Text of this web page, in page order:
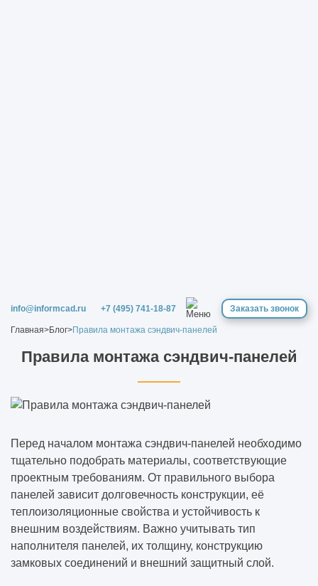
info@informcad.ru +7 (495) 741-18-87 Заказать звонок
Главная>Блог>Правила монтажа сэндвич-панелей
Правила монтажа сэндвич-панелей
Перед началом монтажа сэндвич-панелей необходимо
тщательно подобрать материалы, соответствующие
проектным требованиям. От правильного выбора
панелей зависит долговечность конструкции, её
теплоизоляционные свойства и устойчивость к
внешним воздействиям. Важно учитывать тип
наполнителя панелей, их толщину, конструкцию
замковых соединений и внешний защитный слой.